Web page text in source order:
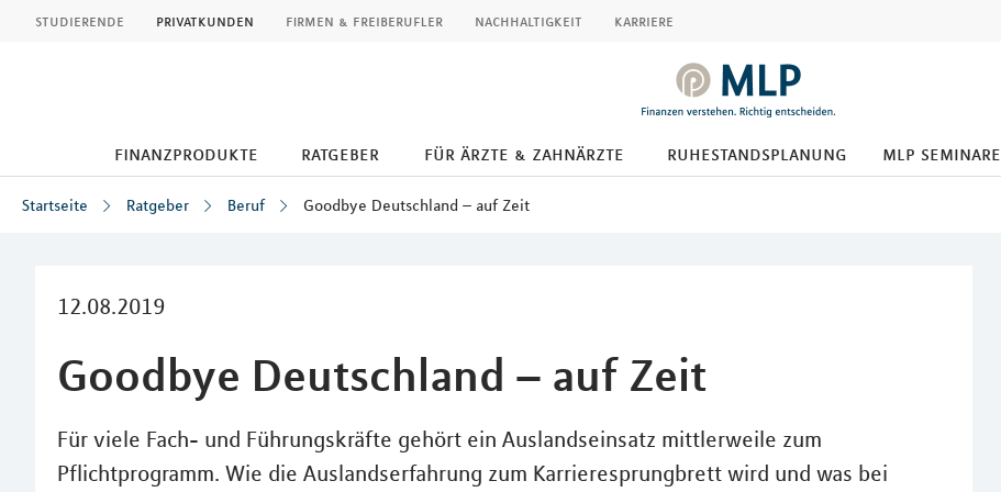
studierende privatkunden firmen & freiberufler nachhaltigkeit karriere
finanzprodukte ratgeber für ärzte & zahnärzte ruhestandsplanung mlp seminare
Startseite Ratgeber Beruf Goodbye Deutschland – auf Zeit
12.08.2019
Goodbye Deutschland – auf Zeit
Für viele Fach- und Führungskräfte gehört ein Auslandseinsatz mittlerweile zum
Pflichtprogramm. Wie die Auslandserfahrung zum Karrieresprungbrett wird und was bei